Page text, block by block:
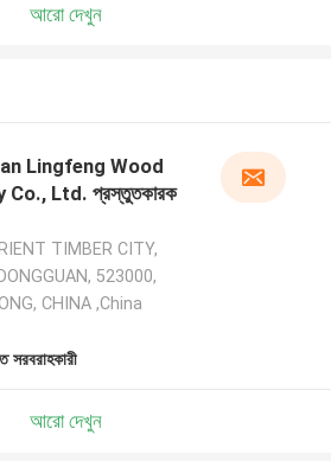
আরো দেখুন
Lingfeng Wood
Ltd. প্রস্তুতকারক
TIMBER CITY,
523000,
CHINA ,China
সরবরাহকারী
আরো দেখুন